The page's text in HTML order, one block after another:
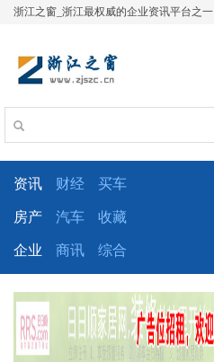
浙江之窗_浙江最权威的企业资讯平台之一
资讯 财经 买车
房产 汽车 收藏
企业 商讯 综合